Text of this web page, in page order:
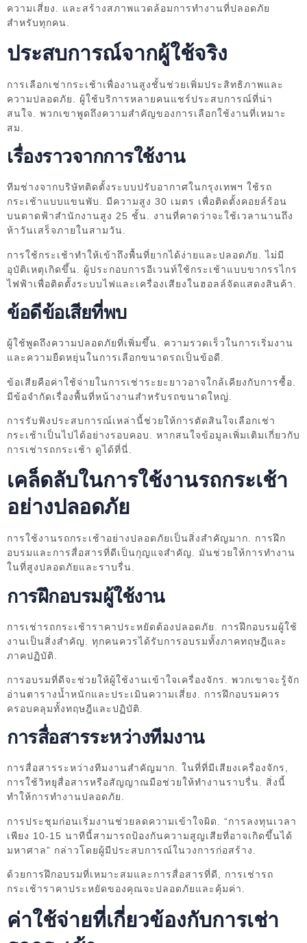
ความเสี่ยง. และสร้างสภาพแวดล้อมการทำงานที่ปลอดภัย
สำหรับทุกคน.
ประสบการณ์จากผู้ใช้จริง
การเลือกเช่ากระเช้าเพื่องานสูงชั้นช่วยเพิ่มประสิทธิภาพและ
ความปลอดภัย. ผู้ใช้บริการหลายคนแชร์ประสบการณ์ที่น่า
สนใจ. พวกเขาพูดถึงความสำคัญของการเลือกใช้งานที่เหมาะ
สม.
เรื่องราวจากการใช้งาน
ทีมช่างจากบริษัทติดตั้งระบบปรับอากาศในกรุงเทพฯ ใช้รถ
กระเช้าแบบแขนพับ. มีความสูง 30 เมตร เพื่อติดตั้งคอยล์ร้อน
บนดาดฟ้าสำนักงานสูง 25 ชั้น. งานที่คาดว่าจะใช้เวลานานถึง
ห้าวันเสร็จภายในสามวัน.
การใช้กระเช้าทำให้เข้าถึงพื้นที่ยากได้ง่ายและปลอดภัย. ไม่มี
อุบัติเหตุเกิดขึ้น. ผู้ประกอบการอีเวนท์ใช้กระเช้าแบบขากรรไกร
ไฟฟ้าเพื่อติดตั้งระบบไฟและเครื่องเสียงในฮอลล์จัดแสดงสินค้า.
ข้อดีข้อเสียที่พบ
ผู้ใช้พูดถึงความปลอดภัยที่เพิ่มขึ้น. ความรวดเร็วในการเริ่มงาน
และความยืดหยุ่นในการเลือกขนาดรถเป็นข้อดี.
ข้อเสียคือค่าใช้จ่ายในการเช่าระยะยาวอาจใกล้เคียงกับการซื้อ.
มีข้อจำกัดเรื่องพื้นที่หน้างานสำหรับรถขนาดใหญ่.
การรับฟังประสบการณ์เหล่านี้ช่วยให้การตัดสินใจเลือกเช่า
กระเช้าเป็นไปได้อย่างรอบคอบ. หากสนใจข้อมูลเพิ่มเติมเกี่ยวกับ
การเช่ารถกระเช้า ดูได้ที่นี่.
เคล็ดลับในการใช้งานรถกระเช้า
อย่างปลอดภัย
การใช้งานรถกระเช้าอย่างปลอดภัยเป็นสิ่งสำคัญมาก. การฝึก
อบรมและการสื่อสารที่ดีเป็นกุญแจสำคัญ. มันช่วยให้การทำงาน
ในที่สูงปลอดภัยและราบรื่น.
การฝึกอบรมผู้ใช้งาน
การเช่ารถกระเช้าราคาประหยัดต้องปลอดภัย. การฝึกอบรมผู้ใช้
งานเป็นสิ่งสำคัญ. ทุกคนควรได้รับการอบรมทั้งภาคทฤษฎีและ
ภาคปฏิบัติ.
การอบรมที่ดีจะช่วยให้ผู้ใช้งานเข้าใจเครื่องจักร. พวกเขาจะรู้จัก
อ่านตารางน้ำหนักและประเมินความเสี่ยง. การฝึกอบรมควร
ครอบคลุมทั้งทฤษฎีและปฏิบัติ.
การสื่อสารระหว่างทีมงาน
การสื่อสารระหว่างทีมงานสำคัญมาก. ในที่ที่มีเสียงเครื่องจักร,
การใช้วิทยุสื่อสารหรือสัญญาณมือช่วยให้ทำงานราบรื่น. สิ่งนี้
ทำให้การทำงานปลอดภัย.
การประชุมก่อนเริ่มงานช่วยลดความเข้าใจผิด. “การลงทุนเวลา
เพียง 10-15 นาทีนี้สามารถป้องกันความสูญเสียที่อาจเกิดขึ้นได้
มหาศาล” กล่าวโดยผู้มีประสบการณ์ในวงการก่อสร้าง.
ด้วยการฝึกอบรมที่เหมาะสมและการสื่อสารที่ดี, การเช่ารถ
กระเช้าราคาประหยัดของคุณจะปลอดภัยและคุ้มค่า.
ค่าใช้จ่ายที่เกี่ยวข้องกับการเช่า